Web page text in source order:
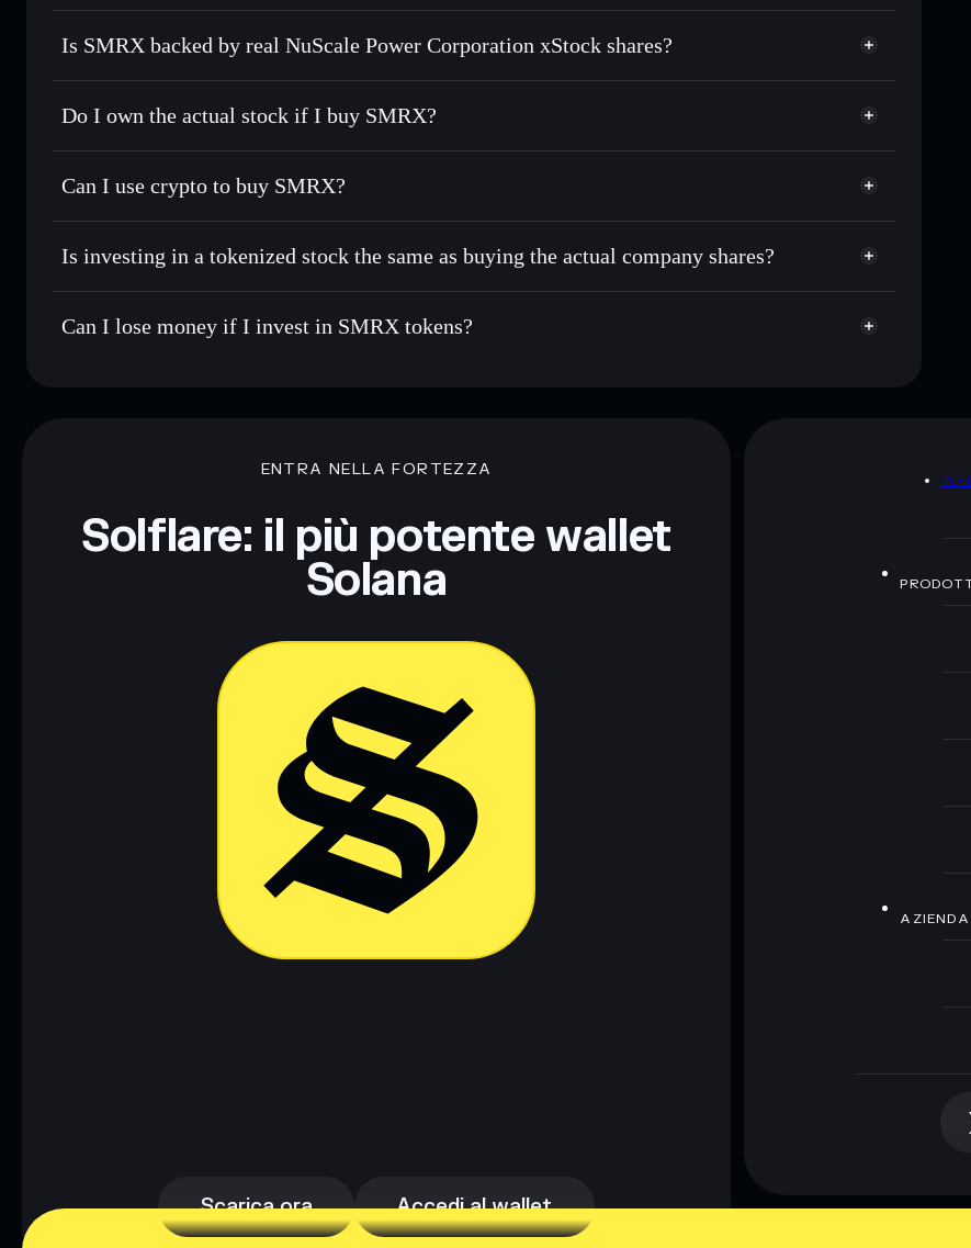
Solflare Wallet
Is SMRX backed by real NuScale Power Corporation xStock shares?
Do I own the actual stock if I buy SMRX?
Can I use crypto to buy SMRX?
Is investing in a tokenized stock the same as buying the actual company shares?
Can I lose money if I invest in SMRX tokens?
ENTRA NELLA FORTEZZA
Solflare: il più potente wallet
Solana
Scarica ora Accedi al wallet
AZIENDA